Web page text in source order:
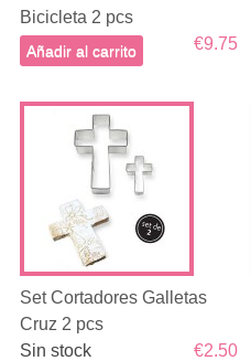
Bicicleta 2 pcs
€9.75
Añadir al carrito
Set Cortadores Galletas
Cruz 2 pcs
€2.50
Sin stock